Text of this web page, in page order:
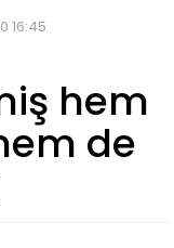
16:45
hem
de